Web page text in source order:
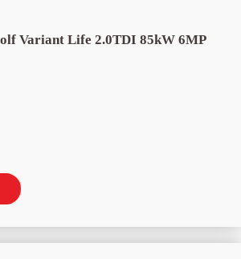
Variant Life 2.0TDI 85kW 6MP